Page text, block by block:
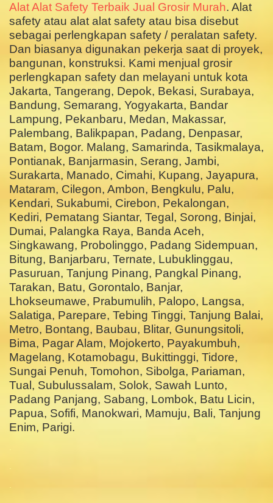
Alat Alat Safety Terbaik Jual Grosir Murah. Alat
safety atau alat alat safety atau bisa disebut
sebagai perlengkapan safety / peralatan safety.
Dan biasanya digunakan pekerja saat di proyek,
bangunan, konstruksi. Kami menjual grosir
perlengkapan safety dan melayani untuk kota
Jakarta, Tangerang, Depok, Bekasi, Surabaya,
Bandung, Semarang, Yogyakarta, Bandar
Lampung, Pekanbaru, Medan, Makassar,
Palembang, Balikpapan, Padang, Denpasar,
Batam, Bogor. Malang, Samarinda, Tasikmalaya,
Pontianak, Banjarmasin, Serang, Jambi,
Surakarta, Manado, Cimahi, Kupang, Jayapura,
Mataram, Cilegon, Ambon, Bengkulu, Palu,
Kendari, Sukabumi, Cirebon, Pekalongan,
Kediri, Pematang Siantar, Tegal, Sorong, Binjai,
Dumai, Palangka Raya, Banda Aceh,
Singkawang, Probolinggo, Padang Sidempuan,
Bitung, Banjarbaru, Ternate, Lubuklinggau,
Pasuruan, Tanjung Pinang, Pangkal Pinang,
Tarakan, Batu, Gorontalo, Banjar,
Lhokseumawe, Prabumulih, Palopo, Langsa,
Salatiga, Parepare, Tebing Tinggi, Tanjung Balai,
Metro, Bontang, Baubau, Blitar, Gunungsitoli,
Bima, Pagar Alam, Mojokerto, Payakumbuh,
Magelang, Kotamobagu, Bukittinggi, Tidore,
Sungai Penuh, Tomohon, Sibolga, Pariaman,
Tual, Subulussalam, Solok, Sawah Lunto,
Padang Panjang, Sabang, Lombok, Batu Licin,
Papua, Sofifi, Manokwari, Mamuju, Bali, Tanjung
Enim, Parigi.